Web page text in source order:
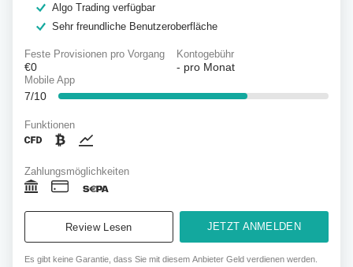
Algo Trading verfügbar
Sehr freundliche Benutzeroberfläche
Feste Provisionen pro Vorgang
€0
Kontogebühr
- pro Monat
Mobile App
7/10
Funktionen
Zahlungsmöglichkeiten
Review Lesen JETZT ANMELDEN
Es gibt keine Garantie, dass Sie mit diesem Anbieter Geld verdienen werden.